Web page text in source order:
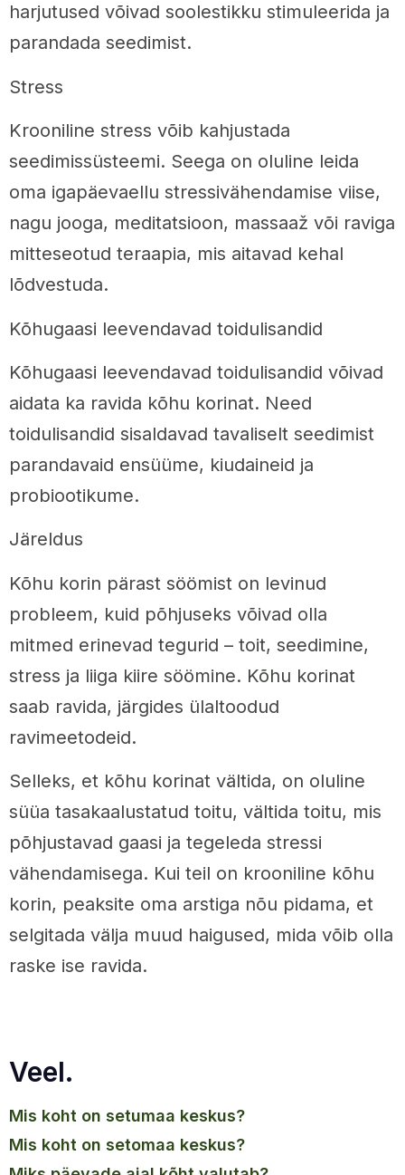
harjutused võivad soolestikku stimuleerida ja
parandada seedimist.
Stress
Krooniline stress võib kahjustada
seedimissüsteemi. Seega on oluline leida
oma igapäevaellu stressivähendamise viise,
nagu jooga, meditatsioon, massaaž või raviga
mitteseotud teraapia, mis aitavad kehal
lõdvestuda.
Kõhugaasi leevendavad toidulisandid
Kõhugaasi leevendavad toidulisandid võivad
aidata ka ravida kõhu korinat. Need
toidulisandid sisaldavad tavaliselt seedimist
parandavaid ensüüme, kiudaineid ja
probiootikume.
Järeldus
Kõhu korin pärast söömist on levinud
probleem, kuid põhjuseks võivad olla
mitmed erinevad tegurid – toit, seedimine,
stress ja liiga kiire söömine. Kõhu korinat
saab ravida, järgides ülaltoodud
ravimeetodeid.
Selleks, et kõhu korinat vältida, on oluline
süüa tasakaalustatud toitu, vältida toitu, mis
põhjustavad gaasi ja tegeleda stressi
vähendamisega. Kui teil on krooniline kõhu
korin, peaksite oma arstiga nõu pidama, et
selgitada välja muud haigused, mida võib olla
raske ise ravida.
Veel.
mis koht on setumaa keskus?
mis koht on setomaa keskus?